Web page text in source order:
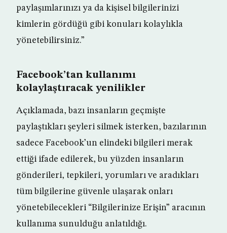
paylaşımlarınızı ya da kişisel bilgilerinizi
kimlerin gördüğü gibi konuları kolaylıkla
yönetebilirsiniz.”
Facebook’tan kullanımı
kolaylaştıracak yenilikler
Açıklamada, bazı insanların geçmişte
paylaştıkları şeyleri silmek isterken, bazılarının
sadece Facebook’un elindeki bilgileri merak
ettiği ifade edilerek, bu yüzden insanların
gönderileri, tepkileri, yorumları ve aradıkları
tüm bilgilerine güvenle ulaşarak onları
yönetebilecekleri “Bilgilerinize Erişin” aracının
kullanıma sunulduğu anlatıldığı.